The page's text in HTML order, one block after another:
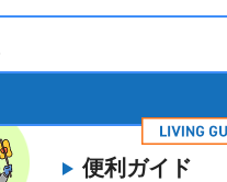
便利ガイド